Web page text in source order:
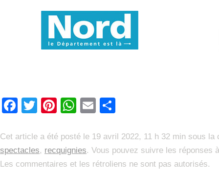
Facebook
TwitterPinterest
WhatsApp
Email
Cet article a été posté le 19 avril 2022, 11 h 32 min sous
spectacles, recquignies. Vous pouvez suivre les réponses
Les commentaires et les rétroliens ne sont pas autorisés.